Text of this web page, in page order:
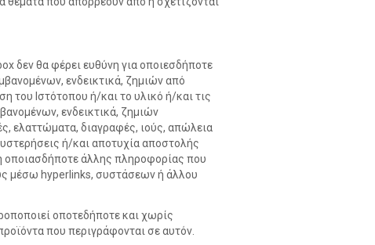
δεν θα φέρει ευθύνη για οποιεσδήποτε
ενδεικτικά, ζημιών από
του Ιστότοπου ή/και το υλικό ή/και τις
ενδεικτικά, ζημιών
ελαττώματα, διαγραφές, ιούς, απώλεια
ή/και αποτυχία αποστολής
άλλης πληροφορίας που
μέσω hyperlinks, συστάσεων ή άλλου
οποτεδήποτε και χωρίς
που περιγράφονται σε αυτόν.